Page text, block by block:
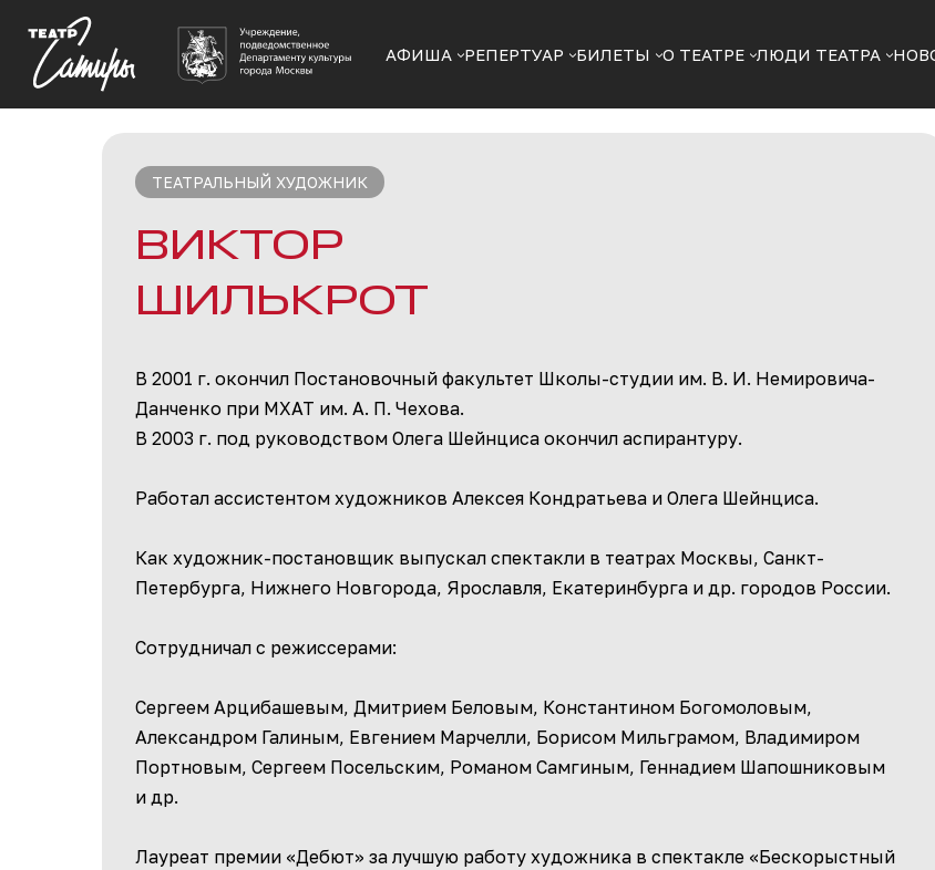
АФИША РЕПЕРТУАР БИЛЕТЫ О ТЕАТРЕ ЛЮДИ ТЕАТРА
ТЕАТРАЛЬНЫЙ ХУДОЖНИК
ВИКТОР
ШИЛЬКРОТ
В 2001 г. окончил Постановочный факультет Школы-студии им. В. И. Немировича-
Данченко при МХАТ им. А. П. Чехова.
В 2003 г. под руководством Олега Шейнциса окончил аспирантуру.
Работал ассистентом художников Алексея Кондратьева и Олега Шейнциса.
Как художник-постановщик выпускал спектакли в театрах Москвы, Санкт-
Петербурга, Нижнего Новгорода, Ярославля, Екатеринбурга и др. городов России.
Сотрудничал с режиссерами:
Сергеем Арцибашевым, Дмитрием Беловым, Константином Богомоловым,
Александром Галиным, Евгением Марчелли, Борисом Мильграмом, Владимиром
Портновым, Сергеем Посельским, Романом Самгиным, Геннадием Шапошниковым
и др.
Лауреат премии «Дебют» за лучшую работу художника в спектакле «Бескорыстный